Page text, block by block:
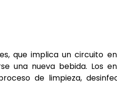
que implica un circuito
una nueva bebida. Los
de limpieza,